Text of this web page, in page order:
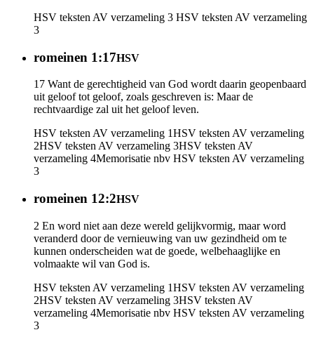
HSV teksten AV verzameling 3 HSV teksten AV verzameling
3
romeinen 1:17HSV
17 Want de gerechtigheid van God wordt daarin geopenbaard
uit geloof tot geloof, zoals geschreven is: Maar de
rechtvaardige zal uit het geloof leven.
HSV teksten AV verzameling 1HSV teksten AV verzameling
2HSV teksten AV verzameling 3HSV teksten AV
verzameling 4Memorisatie nbv HSV teksten AV verzameling
3
romeinen 12:2HSV
2 En word niet aan deze wereld gelijkvormig, maar word
veranderd door de vernieuwing van uw gezindheid om te
kunnen onderscheiden wat de goede, welbehaaglijke en
volmaakte wil van God is.
HSV teksten AV verzameling 1HSV teksten AV verzameling
2HSV teksten AV verzameling 3HSV teksten AV
verzameling 4Memorisatie nbv HSV teksten AV verzameling
3